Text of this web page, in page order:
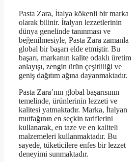
Pasta Zara, İtalya kökenli bir marka
olarak bilinir. İtalyan lezzetlerinin
dünya genelinde tanınması ve
beğenilmesiyle, Pasta Zara zamanla
global bir başarı elde etmiştir. Bu
başarı, markanın kalite odaklı üretim
anlayışı, zengin ürün çeşitliliği ve
geniş dağıtım ağına dayanmaktadır.
Pasta Zara’nın global başarısının
temelinde, ürünlerinin lezzeti ve
kalitesi yatmaktadır. Marka, İtalyan
mutfağının en seçkin tariflerini
kullanarak, en taze ve en kaliteli
malzemeleri kullanmaktadır. Bu
sayede, tüketicilere enfes bir lezzet
deneyimi sunmaktadır.